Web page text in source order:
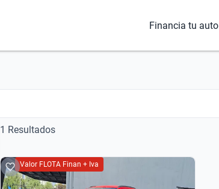
Financia tu auto
1 Resultados
Valor FLOTA Finan + Iva